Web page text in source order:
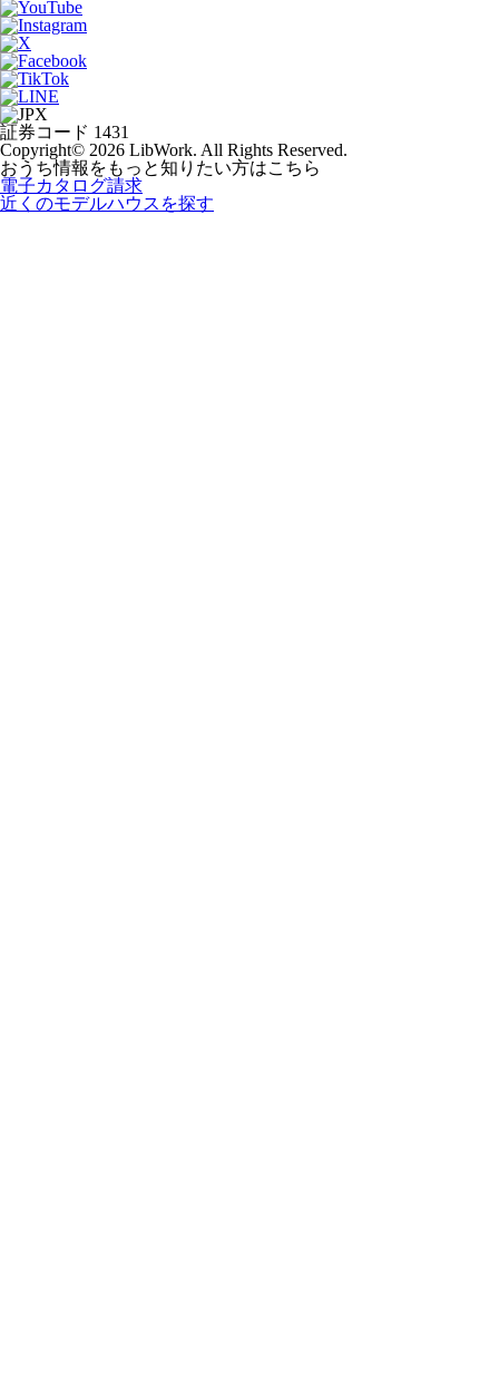
証券コード 1431
Copyright© 2026 LibWork. All Rights Reserved.
おうち情報をもっと知りたい方はこちら
電子カタログ請求
近くのモデルハウスを探す